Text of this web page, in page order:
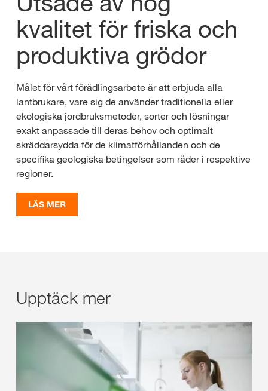
kvalitet för friska och
produktiva grödor
Målet för vårt förädlingsarbete är att erbjuda alla
lantbrukare, vare sig de använder traditionella eller
ekologiska jordbruksmetoder, sorter och lösningar
exakt anpassade till deras behov och optimalt
skräddarsydda för de klimatförhållanden och de
specifika geologiska betingelser som råder i respektive
regioner.
LÄS MER
Upptäck mer